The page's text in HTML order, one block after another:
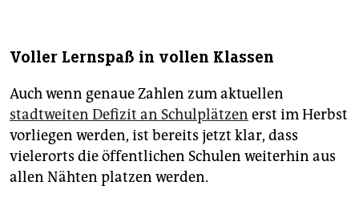
Voller Lernspaß in vollen Klassen
Auch wenn genaue Zahlen zum aktuellen
stadtweiten Defizit an Schulplätzen erst im Herbst
vorliegen werden, ist bereits jetzt klar, dass
vielerorts die öffentlichen Schulen weiterhin aus
allen Nähten platzen werden.